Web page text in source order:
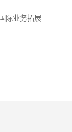
际业务拓展